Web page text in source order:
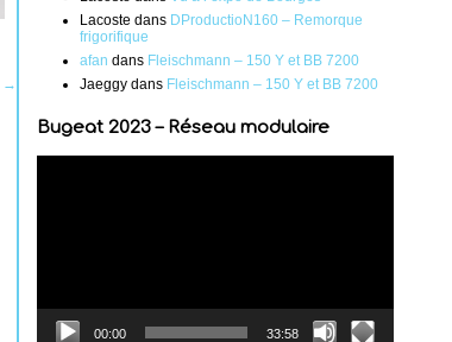
→
Lacoste dans DProductioN160 – Remorque
frigorifique
afan dans Fleischmann – 150 Y et BB 7200
Jaeggy dans Fleischmann – 150 Y et BB 7200
Bugeat 2023 – Réseau modulaire
00:00 33:58